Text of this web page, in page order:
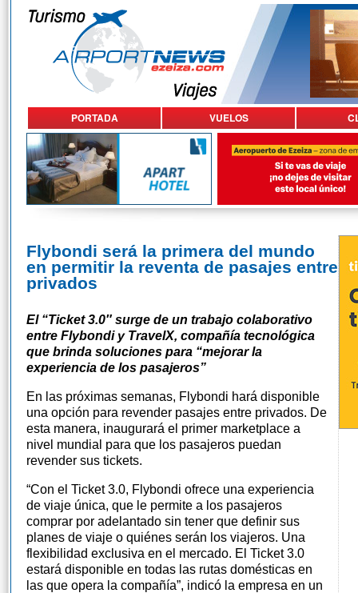
PORTADA VUELOS
Flybondi será la primera del mundo
en permitir la reventa de pasajes entre
privados
El “Ticket 3.0″ surge de un trabajo colaborativo
entre Flybondi y TravelX, compañía tecnológica
que brinda soluciones para “mejorar la
experiencia de los pasajeros”
En las próximas semanas, Flybondi hará disponible
una opción para revender pasajes entre privados. De
esta manera, inaugurará el primer marketplace a
nivel mundial para que los pasajeros puedan
revender sus tickets.
“Con el Ticket 3.0, Flybondi ofrece una experiencia
de viaje única, que le permite a los pasajeros
comprar por adelantado sin tener que definir sus
planes de viaje o quiénes serán los viajeros. Una
flexibilidad exclusiva en el mercado. El Ticket 3.0
estará disponible en todas las rutas domésticas en
las que opera la compañía”, indicó la empresa en un